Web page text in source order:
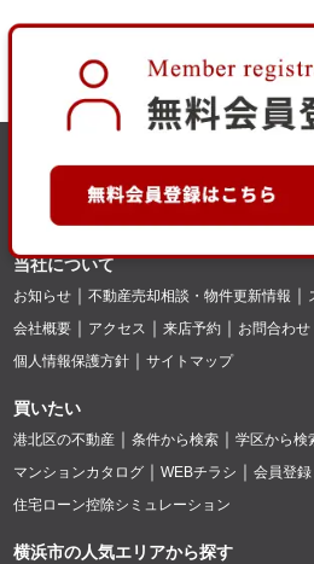
当社について
お知らせ 不動産売却相談・物件更新情報
会社概要
アクセス 来店予約 お問合わせ
個人情報保護方針
サイトマップ
買いたい
港北区の不動産 条件から検索 学区から検
マンションカタログ
WEBチラシ 会員登録
住宅ローン控除シミュレーション
横浜市の人気エリアから探す